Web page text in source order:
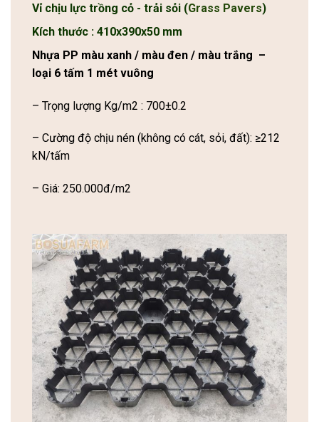
Vỉ chịu lực trồng cỏ - trải sỏi (Grass Pavers)
Kích thước : 410x390x50 mm
Nhựa PP màu xanh / màu đen / màu trắng –
loại 6 tấm 1 mét vuông
– Trọng lượng Kg/m2 : 700±0.2
– Cường độ chịu nén (không có cát, sỏi, đất): ≥212
kN/tấm
– Giá: 250.000đ/m2